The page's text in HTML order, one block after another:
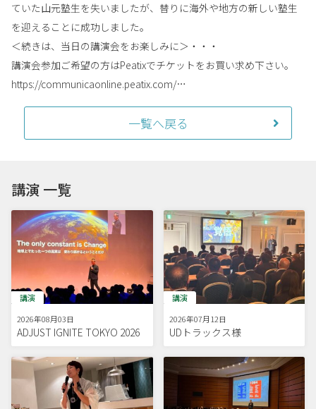
ていた山元塾生を失いましたが、替りに海外や地方の新しい塾生
を迎えることに成功しました。
＜続きは、当日の講演会をお楽しみに＞・・・
講演会参加ご希望の方はPeatixでチケットをお買い求め下さい。
https://communicaonline.peatix.com/…
一覧へ戻る
講演 一覧
講演
2026年08月03日
ADJUST IGNITE TOKYO 2026
講演
2026年07月12日
UDトラックス様